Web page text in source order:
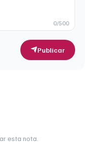
0/500
Publicar
esta nota.